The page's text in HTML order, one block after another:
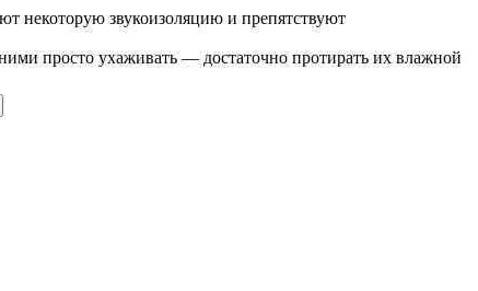
некоторую звукоизоляцию и препятствуют
просто ухаживать — достаточно протирать их влажной